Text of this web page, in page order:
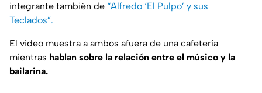
integrante también de “Alfredo ‘El Pulpo’ y sus
Teclados”.
El video muestra a ambos afuera de una cafetería
mientras hablan sobre la relación entre el músico y la
bailarina.